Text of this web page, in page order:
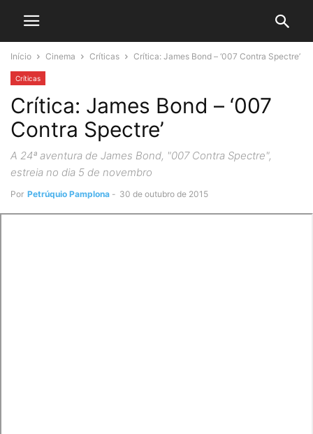
Início Cinema Críticas Crítica: James Bond – ‘007 Contra Spectre’
Críticas
Crítica: James Bond – ‘007
Contra Spectre’
A 24ª aventura de James Bond, "007 Contra Spectre",
estreia no dia 5 de novembro
Por Petrúquio Pamplona - 30 de outubro de 2015